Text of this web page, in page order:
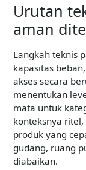
Urutan
aman
Langkah teknis
kapasitas
akses secara
menentukan
mata untuk
konteksnya
produk yang
gudang, ruang
diabaikan.